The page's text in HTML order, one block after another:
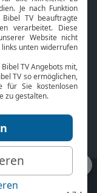
Empfang
Bibel TV App